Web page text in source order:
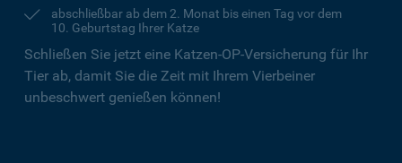
abschließbar ab dem 2. Monat bis einen Tag vor dem
10. Geburtstag Ihrer Katze
Schließen Sie jetzt eine Katzen-OP-Versicherung für Ihr
Tier ab, damit Sie die Zeit mit Ihrem Vierbeiner
unbeschwert genießen können!